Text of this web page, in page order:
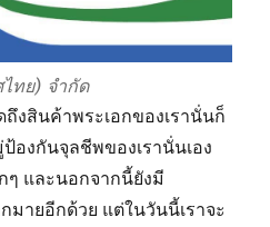
ทย) จำกัด
งสินค้าพระเอกของเรานั่นก็
งกันจุลชีพของเรานั่นเอง
และนอกจากนี้ยังมี
มายอีกด้วย แต่ในวันนี้เราจะ